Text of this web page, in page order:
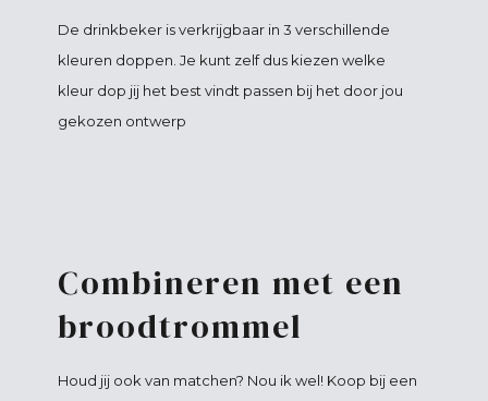
De drinkbeker is verkrijgbaar in 3 verschillende
kleuren doppen. Je kunt zelf dus kiezen welke
kleur dop jij het best vindt passen bij het door jou
gekozen ontwerp
Combineren met een
broodtrommel
Houd jij ook van matchen? Nou ik wel! Koop bij een